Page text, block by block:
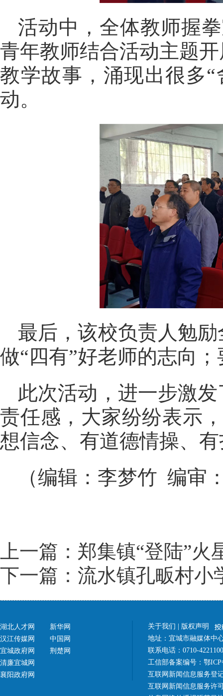
活动中，全体教师握
青年教师结合活动主题
教学故事，涌现出很多
动。
最后，该校负责人勉
做“四有”好老师的志向
此次活动，进一步激
责任感，大家纷纷表示
想信念、有道德情操、
（编辑：李梦竹 编审
上一篇：郑集镇“登陆”
下一篇：流水镇孔畈村小
湖北人才网
汉江传媒网
宜城政府网
清廉宜城网
襄阳政府网
新华网
中国网
荆楚网
关于我们
版权声明
地址：宜城市融媒体中
联系电话：0710-
工信部备案编号： 鄂ICP
互联网新闻信息服务登
互联网新闻信息服务许